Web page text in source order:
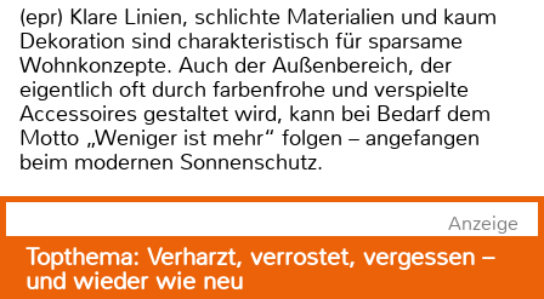
(epr) Klare Linien, schlichte Materialien und kaum
Dekoration sind charakteristisch für sparsame
Wohnkonzepte. Auch der Außenbereich, der
eigentlich oft durch farbenfrohe und verspielte
Accessoires gestaltet wird, kann bei Bedarf dem
Motto „Weniger ist mehr“ folgen – angefangen
beim modernen Sonnenschutz.
Anzeige
Topthema: Verharzt, verrostet, vergessen –
und wieder wie neu